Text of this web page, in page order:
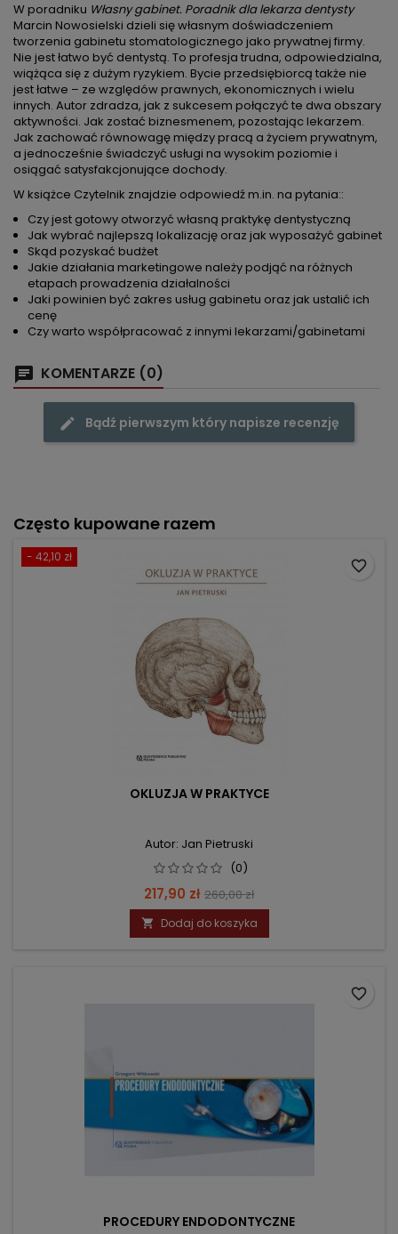
W poradniku Własny gabinet. Poradnik dla lekarza dentysty
Marcin Nowosielski dzieli się własnym doświadczeniem
tworzenia gabinetu stomatologicznego jako prywatnej firmy.
Nie jest łatwo być dentystą. To profesja trudna, odpowiedzialna,
wiążąca się z dużym ryzykiem. Bycie przedsiębiorcą także nie
jest łatwe – ze względów prawnych, ekonomicznych i wielu
innych. Autor zdradza, jak z sukcesem połączyć te dwa obszary
aktywności. Jak zostać biznesmenem, pozostając lekarzem.
Jak zachować równowagę między pracą a życiem prywatnym,
a jednocześnie świadczyć usługi na wysokim poziomie i
osiągać satysfakcjonujące dochody.
W książce Czytelnik znajdzie odpowiedź m.in. na pytania::
Czy jest gotowy otworzyć własną praktykę dentystyczną
Jak wybrać najlepszą lokalizację oraz jak wyposażyć gabinet
Skąd pozyskać budżet
Jakie działania marketingowe należy podjąć na różnych
etapach prowadzenia działalności
Jaki powinien być zakres usług gabinetu oraz jak ustalić ich
cenę
Czy warto współpracować z innymi lekarzami/gabinetami
KOMENTARZE (0)
Bądź pierwszym który napisze recenzję
Często kupowane razem
- 42,10 zł
OKLUZJA W PRAKTYCE
Autor: Jan Pietruski
(0)
Cena
217,90 zł Cena
podstawowa
260,00 zł
 Dodaj do koszyka
favorite_border
PROCEDURY ENDODONTYCZNE
favorite_border